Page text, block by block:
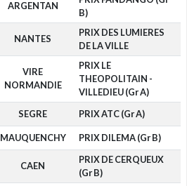
ARGENTAN
B)
NANTES
PRIX DES LUMIERES
DE LA VILLE
VIRE
NORMANDIE
PRIX LE
THEOPOLITAIN -
VILLEDIEU (Gr A)
SEGRE PRIX ATC (Gr A)
MAUQUENCHY PRIX DILEMA (Gr B)
CAEN
PRIX DE CERQUEUX
(Gr B)